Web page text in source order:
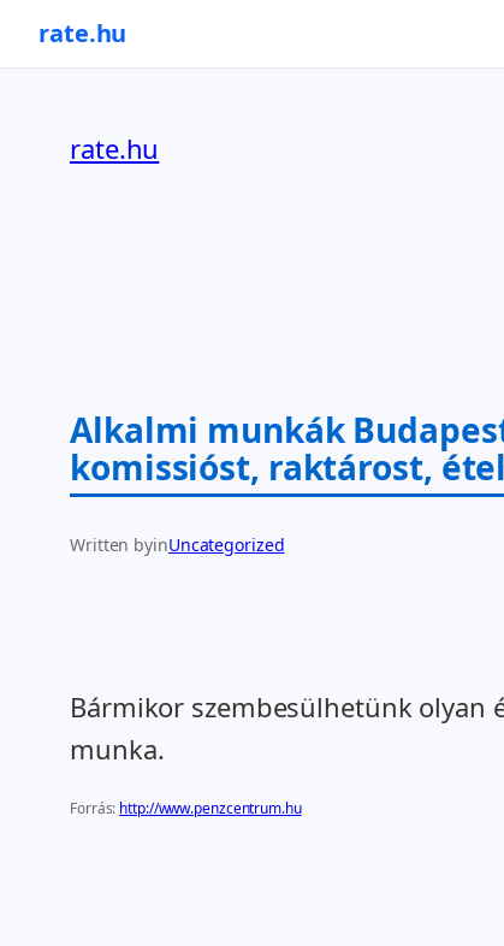
rate.hu
rate.hu
Alkalmi munkák
komissióst, raktárost,
Written byinUncategorized
Bármikor szembesülhetünk olyan
munka.
Forrás: http://www.penzcentrum.hu